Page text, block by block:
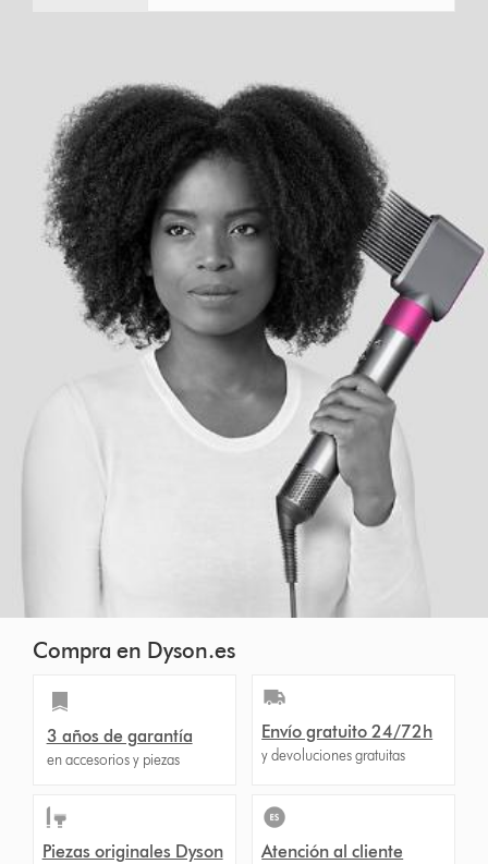
Compra en Dyson.es
3 años de garantía
en accesorios y piezas
Envío gratuito 24/72h
y devoluciones gratuitas
Piezas originales Dyson
Atención al cliente